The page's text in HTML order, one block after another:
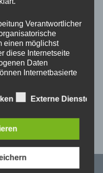
ASP 206 CNC
Verantwortlicher
einen möglichst
diese Internetseite
Daten
Internetbasierte
sodass ein absoluter
kann. Aus
auch auf
telefonisch, an
Externe Dienste